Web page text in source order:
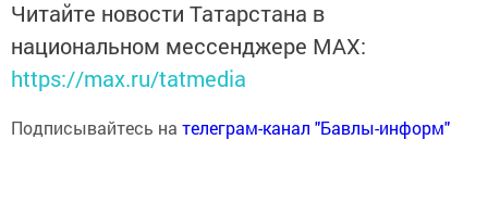
Читайте новости Татарстана в
национальном мессенджере MАХ:
https://max.ru/tatmedia
Подписывайтесь на телеграм-канал "Бавлы-информ"